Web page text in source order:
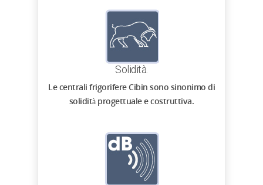
Solidità.
Le centrali frigorifere Cibin sono sinonimo di
solidità progettuale e costruttiva.